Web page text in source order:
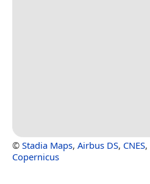
© Stadia Maps, Airbus DS, CNES,
Copernicus